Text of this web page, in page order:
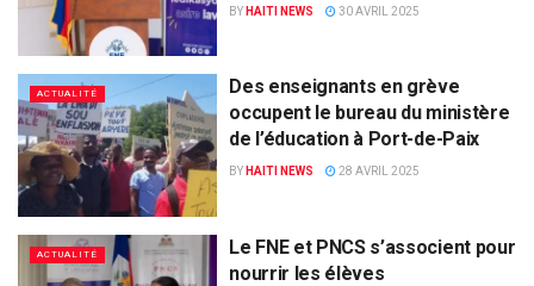
BY HAITI NEWS 30 AVRIL 2025
ACTUALITÉ
Des enseignants en grève
occupent le bureau du ministère
de l’éducation à Port-de-Paix
BY HAITI NEWS 28 AVRIL 2025
ACTUALITÉ
Le FNE et PNCS s’associent pour
nourrir les élèves